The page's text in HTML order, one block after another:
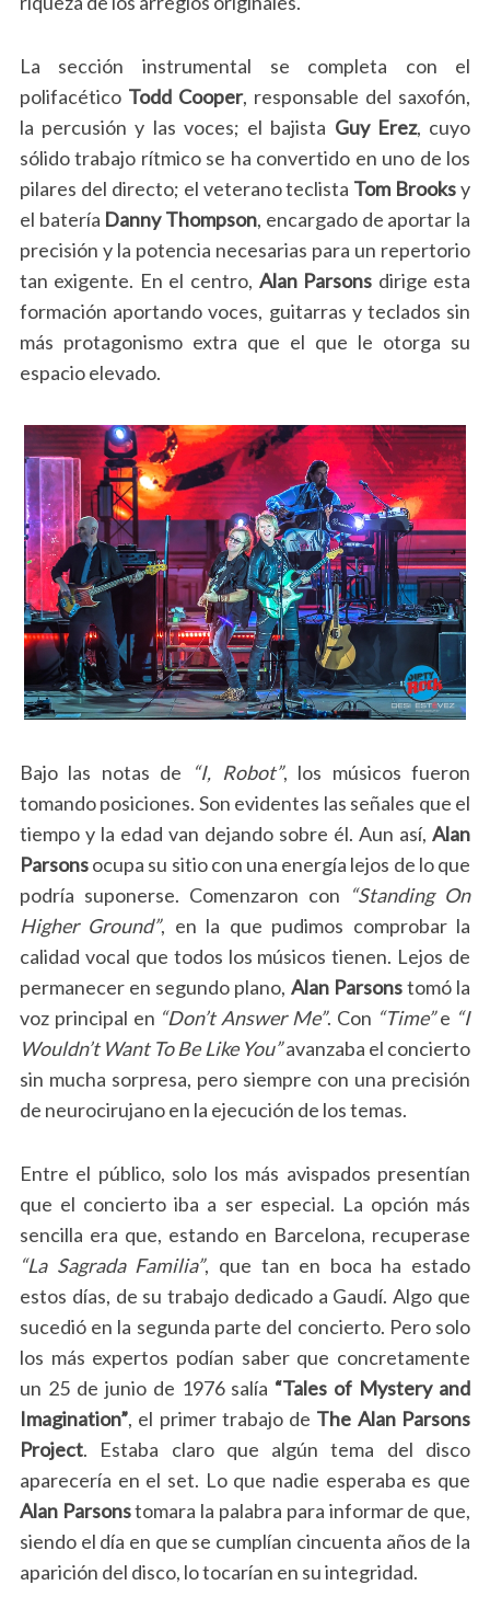
La sección instrumental se completa con el
polifacético Todd Cooper, responsable del saxofón,
la percusión y las voces; el bajista Guy Erez, cuyo
sólido trabajo rítmico se ha convertido en uno de los
pilares del directo; el veterano teclista Tom Brooksy
el batería Danny Thompson, encargado de aportar la
precisión y la potencia necesarias para un repertorio
tan exigente. En el centro, Alan Parsons dirige esta
formación aportando voces, guitarras y teclados sin
más protagonismo extra que el que le otorga su
espacio elevado.
Bajo las notas de “I, Robot”, los músicos fueron
tomando posiciones. Son evidentes las señales que el
tiempo y la edad van dejando sobre él. Aun así,Alan
Parsonsocupa su sitio con una energía lejos de lo que
podría suponerse. Comenzaron con “Standing On
Higher Ground”, en la que pudimos comprobar la
calidad vocal que todos los músicos tienen. Lejos de
permanecer en segundo plano, Alan Parsonstomó la
voz principal en “Don’t Answer Me”. Con “Time”e “I
Wouldn’t Want To Be Like You”avanzaba el concierto
sin mucha sorpresa, pero siempre con una precisión
de neurocirujano en la ejecución de los temas.
Entre el público, solo los más avispados presentían
que el concierto iba a ser especial. La opción más
sencilla era que, estando en Barcelona, recuperase
“La Sagrada Familia”, que tan en boca ha estado
estos días, de su trabajo dedicado a Gaudí. Algo que
sucedió en la segunda parte del concierto. Pero solo
los más expertos podían saber que concretamente
un 25 de junio de 1976 salía “Tales of Mystery and
Imagination”, el primer trabajo de The Alan Parsons
Project. Estaba claro que algún tema del disco
aparecería en el set. Lo que nadie esperaba es que
Alan Parsonstomara la palabra para informar de que,
siendo el día en que se cumplían cincuenta años de la
aparición del disco, lo tocarían en su integridad.